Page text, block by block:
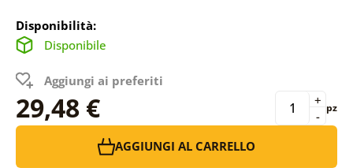
Disponibilità:
Disponibile
Aggiungi ai preferiti
29,48 € -
+ pz
AGGIUNGI AL CARRELLO